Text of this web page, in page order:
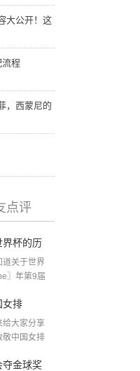
大公开！这
流程
，西蒙尼的
点评
界杯的历
号世界杯
道关于世界
〗年第9届
女排
夺冠 观
给大家分享
敬中国女排
夺金球奖